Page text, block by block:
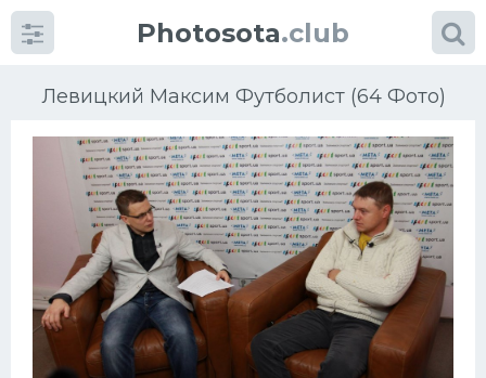
Photosota.club
Левицкий Максим Футболист (64 Фото)
КатегорииФото
Еще картинки...
Футбол